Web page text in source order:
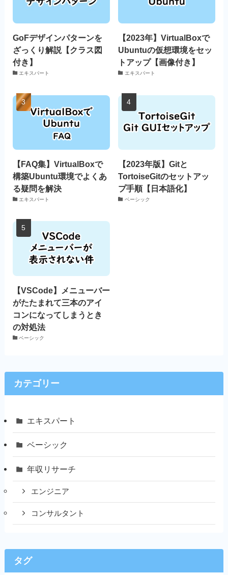
GoFデザインパターンを
ざっくり解説【クラス図
付き】
エキスパート
【2023年】VirtualBoxで
Ubuntuの仮想環境をセッ
トアップ【画像付き】
エキスパート
【FAQ集】VirtualBoxで
構築Ubuntu環境でよくあ
る疑問を解決
エキスパート
【2023年版】Gitと
TortoiseGitのセットアッ
プ手順【日本語化】
ベーシック
【VSCode】メニューバー
がたたまれて三本のアイ
コンになってしまうとき
の対処法
ベーシック
カテゴリー
エキスパート
ベーシック
年収リサーチ
エンジニア
コンサルタント
タグ